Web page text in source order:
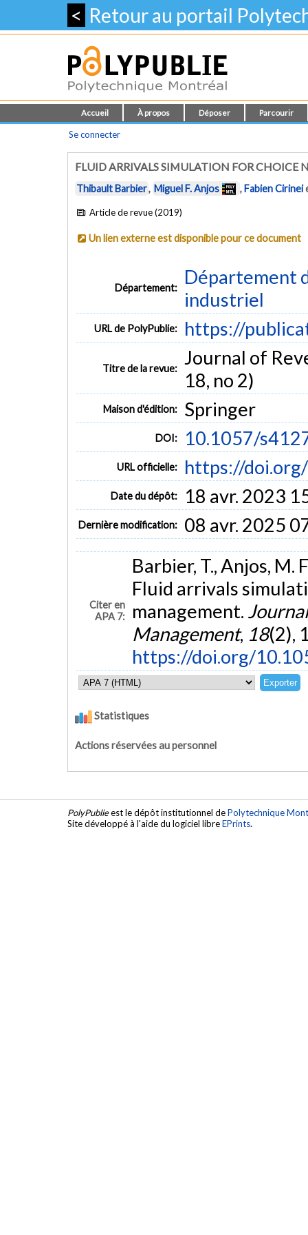
< Retour au portail
Accueil À propos Déposer Parcourir
Se connecter
FLUID ARRIVALS SIMULATION FOR
Thibault Barbier, Miguel F. Anjos ,Fabien Cirinei
Article de revue (2019)
Un lien externe est disponible pour ce document
Département:
Département
industriel
URL de PolyPublie: https://
Titre de la revue: Journal of
18, no 2)
Maison d'édition: Springer
DOI: 10.1057/
URL officielle: https://
Date du dépôt: 18 avr. 2023
Dernière modification: 08 avr. 2025
Citer en
APA 7:
Barbier, T., Anjos, M.
Fluid arrivals
management.
Management, 18(2),
https://doi.org/
Statistiques
Actions réservées au personnel
PolyPublieest le dépôt institutionnel dePolytechnique
Site développé à l'aide du logiciel libreEPrints.